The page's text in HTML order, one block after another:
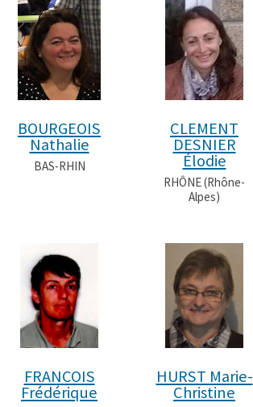
BOURGEOIS
Nathalie
BAS-RHIN
CLEMENT
DESNIER
Élodie
RHÔNE (Rhône-
Alpes)
FRANCOIS
Frédérique
HURST Marie-
Christine